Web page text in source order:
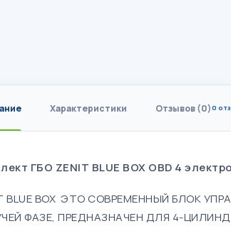
Характеристики Отзывов (0)0
ГБО ZENIT BLUE BOX OBD 4
BLUE BOX ЭТО СОВРЕМЕННЫЙ БЛОК
ФАЗЕ, ПРЕДНАЗНАЧЕН ДЛЯ 4-